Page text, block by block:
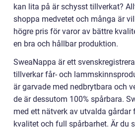
kan lita på är schysst tillverkat?
shoppa medvetet och många är
högre pris för varor av bättre
en bra och hållbar produktion.
SweaNappa är ett
tillverkar får- och
är garvade med nedbrytbara och
de är dessutom 100% spårbara.
med ett nätverk av utvalda gårdar
kvalitet och full spårbarhet. Är du